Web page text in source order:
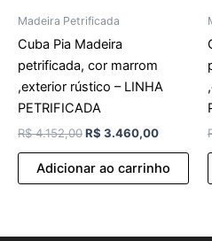
Madeira Petrificada
Cuba Pia Madeira
petrificada, cor marrom
,exterior rústico – LINHA
PETRIFICADA
R$4.152,00R$ 3.460,00
Adicionar ao carrinho